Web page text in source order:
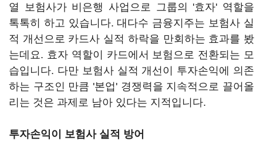
열 보험사가 비은행 사업으로 그룹의 '효자' 역할을
톡톡히 하고 있습니다. 대다수 금융지주는 보험사 실
적 개선으로 카드사 실적 하락을 만회하는 효과를 봤
는데요. 효자 역할이 카드에서 보험으로 전환되는 모
습입니다. 다만 보험사 실적 개선이 투자손익에 의존
하는 구조인 만큼 '본업' 경쟁력을 지속적으로 끌어올
리는 것은 과제로 남아 있다는 지적입니다.
투자손익이 보험사 실적 방어